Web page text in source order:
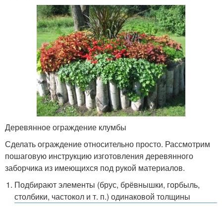
Деревянное ограждение клумбы
Сделать ограждение относительно просто. Рассмотрим
пошаговую инструкцию изготовления деревянного
заборчика из имеющихся под рукой материалов.
Подбирают элементы (брус, брёвнышки, горбыль,
столбики, частокол и т. п.) одинаковой толщины